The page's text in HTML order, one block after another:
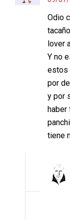
Odio
lover
Y no
estos
por
y por
haber
tiene